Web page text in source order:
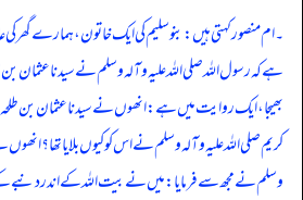
۔ ام منصور کہتی ہیں: بنو سلیم کی ایک خاتون، ہمارے گھر
ہے کہ رسول اللہ صلی اللہ علیہ وآلہ وسلم نے سیدنا عثمان
بھیجا، ایک روایت میں ہے: انھوں نے سیدنا عثمان بن طلحہ
کریم صلی اللہ علیہ وآلہ وسلم نے اس کو کیوں بلایا تھا؟
وسلم نے مجھ سے فرمایا: میں نے بیت اللہ کے اندر دنبے کے